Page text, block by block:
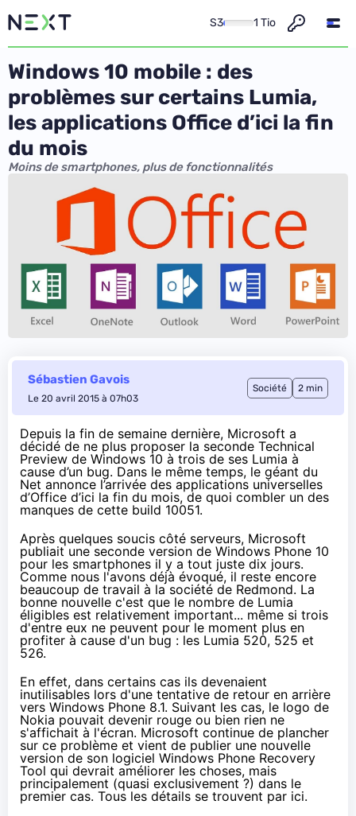
S3 1 Tio
Windows 10 mobile : des
problèmes sur certains Lumia,
les applications Office d’ici la fin
du mois
Moins de smartphones, plus de fonctionnalités
Sébastien Gavois
Le 20 avril 2015 à 07h03
Société 2 min
Depuis la fin de semaine dernière, Microsoft a
décidé de ne plus proposer la seconde Technical
Preview de Windows 10 à trois de ses Lumia à
cause d’un bug. Dans le même temps, le géant du
Net annonce l’arrivée des applications universelles
d’Office d’ici la fin du mois, de quoi combler un des
manques de cette build 10051.
Après quelques soucis côté serveurs, Microsoft
publiait une seconde version de Windows Phone 10
pour les smartphones il y a tout juste dix jours.
Comme nous l'avons déjà évoqué, il reste encore
beaucoup de travail à la société de Redmond. La
bonne nouvelle c'est que le nombre de Lumia
éligibles est relativement important... même si trois
d'entre eux ne peuvent pour le moment plus en
profiter à cause d'un bug : les Lumia 520, 525 et
526.
En effet, dans certains cas ils devenaient
inutilisables lors d'une tentative de retour en arrière
vers Windows Phone 8.1. Suivant les cas, le logo de
Nokia pouvait devenir rouge ou bien rien ne
s'affichait à l'écran. Microsoft continue de plancher
sur ce problème et vient de publier une nouvelle
version de son logiciel Windows Phone Recovery
Tool qui devrait améliorer les choses, mais
principalement (quasi exclusivement ?) dans le
premier cas. Tous les détails se trouvent par ici.